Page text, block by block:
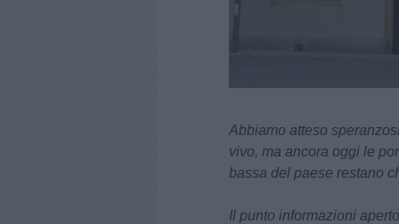
Abbiamo atteso
vivo, ma ancora oggi le
bassa del paese restano
Il punto informazioni